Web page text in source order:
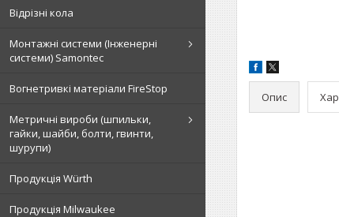
Відрізні кола
Монтажні системи (Інженерні
системи) Samontec
Вогнетривкі матеріали FireStop
Метричні вироби (шпильки,
гайки, шайби, болти, гвинти,
шурупи)
Продукція Würth
Продукція Milwaukee
Опис